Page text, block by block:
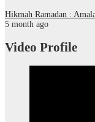
Hikmah Ramadan :
5 month ago
Video Profile